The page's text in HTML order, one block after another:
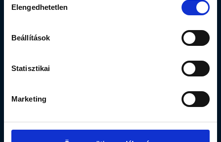
kiválasztása
Elengedhetetlen
Beállítások
Statisztikai
Marketing
Elérhetőség
Segítség
szolgáltatások tájékoztató jellegűek, nem
helyettesítik szakember véleményét, ezért kérjük
gyógyszerészéhez!